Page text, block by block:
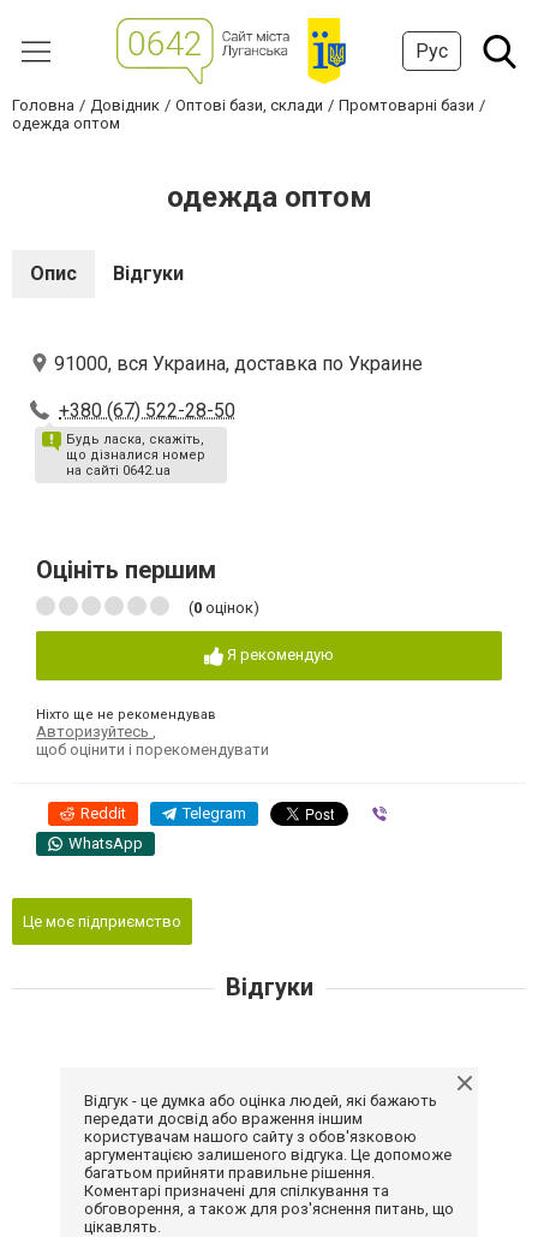
Рус
Головна Довідник Оптові бази, склади
Промтоварні бази
одежда оптом
одежда оптом
Опис Відгуки
91000, вся Украина, доставка по Украине
+380 (67) 522-28-50
Будь ласка, скажіть,
що дізналися номер
на сайті 0642.ua
Оцініть першим
(0 оцінок)
Я рекомендую
Ніхто ще не рекомендував
Авторизуйтесь
щоб оцінити і порекомендувати
Reddit Telegram
WhatsApp
Це моє підприємство
Відгуки
Відгук - це думка або оцінка людей, які бажають
передати досвід або враження іншим
користувачам нашого сайту з обов'язковою
аргументацією залишеного відгука. Це допоможе
багатьом прийняти правильне рішення.
Коментарі призначені для спілкування та
обговорення, а також для роз'яснення питань, що
цікавлять.